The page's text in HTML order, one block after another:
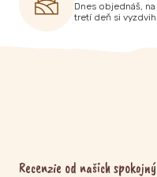
Dnes objednáš,
tretí deň si
Recenzie od našich